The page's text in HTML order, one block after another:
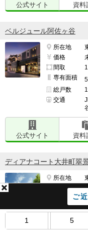
ご
1 5
公式サイト 資料
ベルジュール阿佐ヶ谷
所在地
価格
間取
専有面積
総戸数
交通
公式サイト 資料
ディアナコート大井町翠
所在地
専有面積